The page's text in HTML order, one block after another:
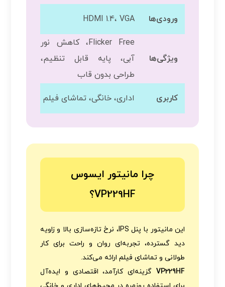
ورودی‌ها HDMI 1.4، VGA
ویژگی‌ها
Flicker Free، کاهش نور
آبی، پایه قابل تنظیم،
طراحی بدون قاب
کاربری اداری، خانگی، تماشای فیلم
چرا مانیتور ایسوس
VP229HF؟
این مانیتور با پنل IPS، نرخ تازه‌سازی بالا و زاویه
دید گسترده، تجربه‌ای روان و راحت برای کار
طولانی و تماشای فیلم ارائه می‌کند.
VP229HFگزینه‌ای کارآمد، اقتصادی و ایده‌آل